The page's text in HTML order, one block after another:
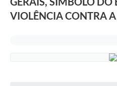
VIOLÊNCIA CONTRA